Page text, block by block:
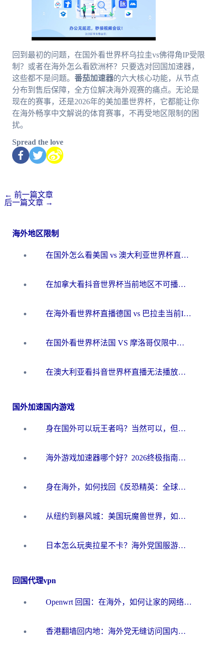
回到最初的问题，在国外看世界杯乌拉圭vs佛得角IP受限
制？或者在海外怎么看欧洲杯？只要选对回国加速器，
这些都不是问题。 番茄加速器的六大核心功能，从节点
分布到售后保障，全方位解决海外观赛的痛点。无论是
现在的赛事，还是2026年的美加墨世界杯，它都能让你
在海外畅享中文解说的体育赛事，不再受地区限制的困
扰。
Spread the love
← 前一篇文章
后一篇文章 →
海外地区限制
在国外怎么看美国 vs 澳大利亚世界杯直播？海外党必藏的中文解说观赛指南
在加拿大看抖音世界杯当前地区不可播放？海外党体育观赛终极指南
在海外看世界杯直播德国 vs 巴拉圭当前IP受限制？这篇指南帮你轻松解决地区限制
在国外看世界杯法国 VS 摩洛哥仅限中国大陆？别让地域限制拦下你的欢呼
在澳大利亚看抖音世界杯直播无法播放？海外党体育观赛终极指南来了！
国外加速国内游戏
身在国外可以玩王者吗？当然可以，但你需要这份“加速”指南
海外游戏加速器哪个好？2026终极指南帮你畅玩国服+解决卡顿难题
身在海外，如何找回《反恐精英：全球攻势》国服的丝滑手感？一份给你的终极指南
从纽约到暴风城：美国玩魔兽世界，如何找到你的最佳网络航线
日本怎么玩奥拉星不卡？海外党国服游戏加速器选择全攻略
回国代理vpn
Openwrt 回国：在海外，如何让家的网络触手可及
香港翻墙回内地：海外党无缝访问国内资源的加速器选择全攻略